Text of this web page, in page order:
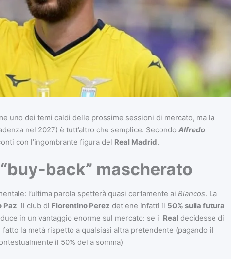
uno dei temi caldi delle prossime sessioni di mercato, ma la
nel 2027) è tutt’altro che semplice. Secondo Alfredo
con l’ingombrante figura del Real Madrid.
back” mascherato
l’ultima parola spetterà quasi certamente ai Blancos. La
Paz: il club di Florentino Perez detiene infatti il 50% sulla futura
in un vantaggio enorme sul mercato: se il Real decidesse di
la metà rispetto a qualsiasi altra pretendente (pagando il
il 50% della somma).